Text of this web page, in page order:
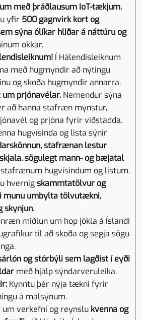
með þráðlausum IoT-tækjum.
yfir 500 gagnvirk kort og
sýna ólíkar hliðar á náttúru og
okkar.
Í Hálendisleiknum
með hugmyndir að nýtingu
og skoða hugmyndir annarra.
prjónavélar. Nemendur sýna
að hanna stafræn mynstur,
og prjóna fyrir viðstadda.
hugvísinda og lista sýnir
stafrænan lestur
sögulegt mann- og bæjatal
hugvísindum og listum.
hvernigskammtatölvur og
umbylta tölvutækni,
skynjun.
miðlun um hop jökla á Íslandi
til að skoða og segja sögu
og stórbýli sem lagðist í eyði
með hjálp sýndarveruleika.
Kynntu þér nýja tækni fyrir
á málsýnum.
verkefni og reynslu kvenna og